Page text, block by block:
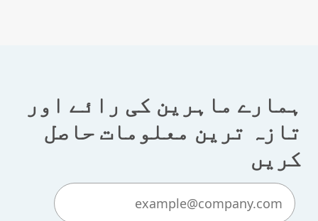
ہمارے ماہرین کی رائے اور
تازہ ترین معلومات حاصل
کریں